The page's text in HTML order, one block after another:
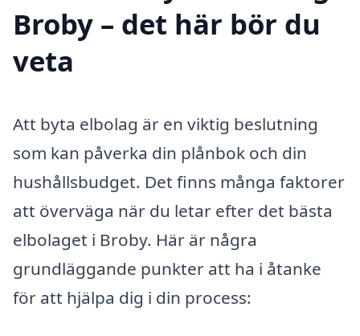
Broby – det här bör du
veta
Att byta elbolag är en viktig beslutning
som kan påverka din plånbok och din
hushållsbudget. Det finns många faktorer
att överväga när du letar efter det bästa
elbolaget i Broby. Här är några
grundläggande punkter att ha i åtanke
för att hjälpa dig i din process: